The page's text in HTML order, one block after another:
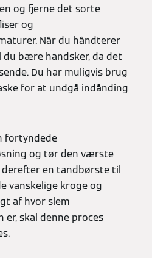
og fjerne det sorte
og
Når du håndterer
du bære handsker, da det
Du har muligvis brug
for at undgå indånding
fortyndede
og tør den værste
derefter en tandbørste til
vanskelige kroge og
af hvor slem
er, skal denne proces